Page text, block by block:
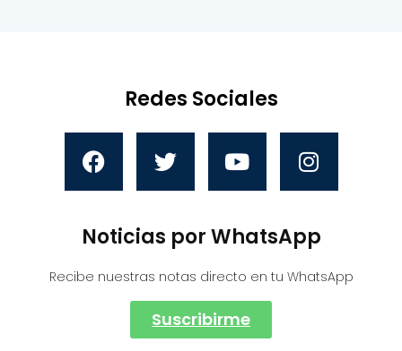
Redes Sociales
Noticias por WhatsApp
Recibe nuestras notas directo en tu WhatsApp
Suscribirme